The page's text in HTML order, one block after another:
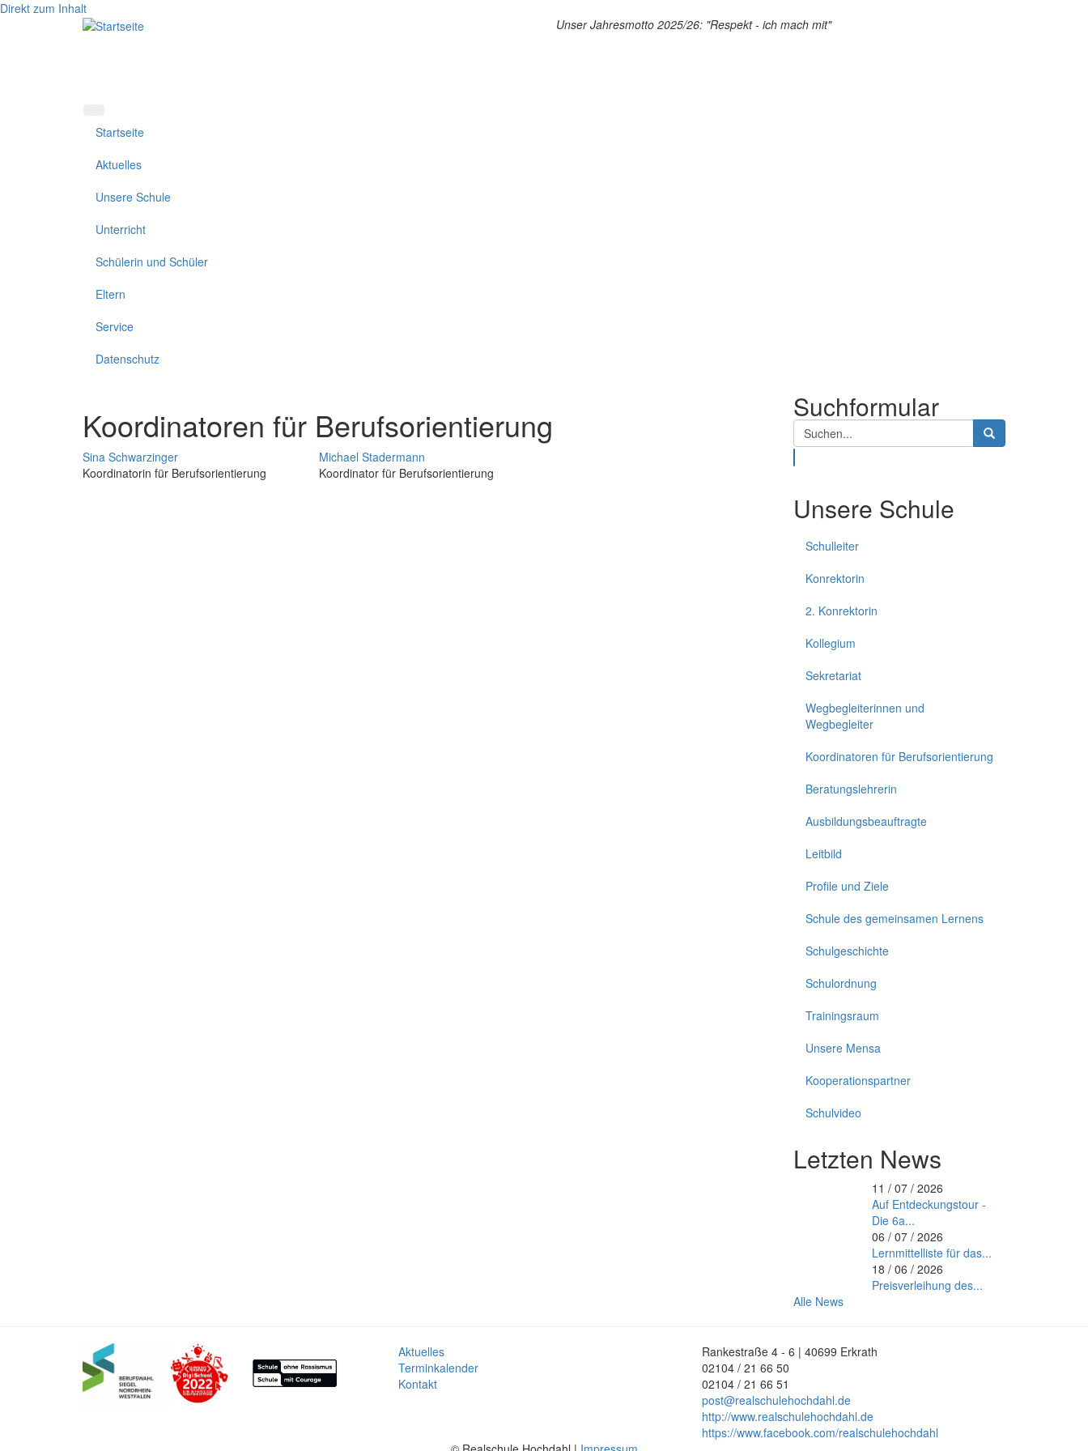
Direkt zum Inhalt
Unser Jahresmotto 2025/26: "Respekt - ich mach mit"
Startseite
Aktuelles
Unsere Schule
Unterricht
Schülerin und Schüler
Eltern
Service
Datenschutz
Koordinatoren für Berufsorientierung
Sina Schwarzinger
Koordinatorin für Berufsorientierung
Michael Stadermann
Koordinator für Berufsorientierung
Suchformular
Suche
Unsere Schule
Schulleiter
Konrektorin
2. Konrektorin
Kollegium
Sekretariat
Wegbegleiterinnen und
Wegbegleiter
Koordinatoren für Berufsorientierung
Beratungslehrerin
Ausbildungsbeauftragte
Leitbild
Profile und Ziele
Schule des gemeinsamen Lernens
Schulgeschichte
Schulordnung
Trainingsraum
Unsere Mensa
Kooperationspartner
Schulvideo
Letzten News
11 / 07 / 2026
Auf Entdeckungstour -
Die 6a...
06 / 07 / 2026
Lernmittelliste für das...
18 / 06 / 2026
Preisverleihung des...
Alle News
Aktuelles
Terminkalender
Kontakt
Rankestraße 4 - 6 | 40699 Erkrath
02104 / 21 66 50
02104 / 21 66 51
post@realschulehochdahl.de
http://www.realschulehochdahl.de
https://www.facebook.com/realschulehochdahl